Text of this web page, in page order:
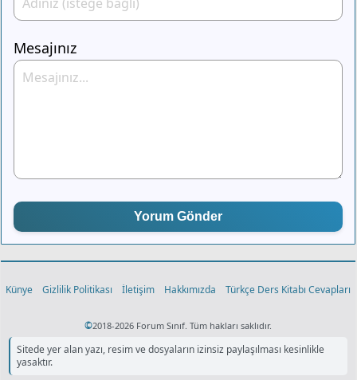
Mesajınız
Yorum Gönder
Künye Gizlilik Politikası İletişim Hakkımızda Türkçe Ders Kitabı Cevapları
©2018-2026 Forum Sınıf. Tüm hakları saklıdır.
Sitede yer alan yazı, resim ve dosyaların izinsiz paylaşılması kesinlikle
yasaktır.